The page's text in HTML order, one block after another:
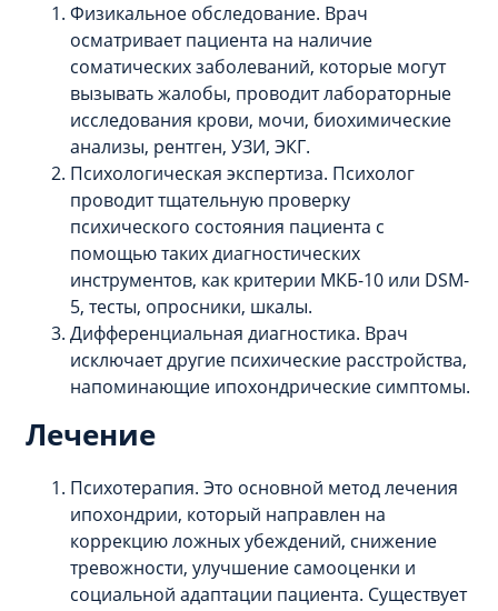
Физикальное обследование. Врач
осматривает пациента на наличие
соматических заболеваний, которые могут
вызывать жалобы, проводит лабораторные
исследования крови, мочи, биохимические
анализы, рентген, УЗИ, ЭКГ.
Психологическая экспертиза. Психолог
проводит тщательную проверку
психического состояния пациента с
помощью таких диагностических
инструментов, как критерии МКБ-10 или DSM-
5, тесты, опросники, шкалы.
Дифференциальная диагностика. Врач
исключает другие психические расстройства,
напоминающие ипохондрические симптомы.
Лечение
Психотерапия. Это основной метод лечения
ипохондрии, который направлен на
коррекцию ложных убеждений, снижение
тревожности, улучшение самооценки и
социальной адаптации пациента. Существует